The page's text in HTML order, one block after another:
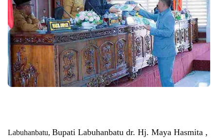
Labuhanbatu, Bupati Labuhanbatu dr. Hj. Maya Hasmita ,